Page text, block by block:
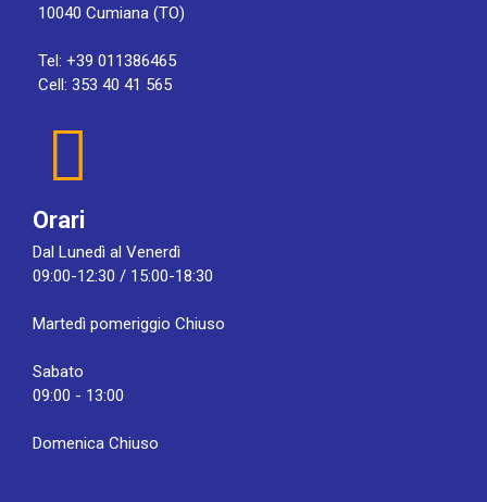
10040 Cumiana (TO)
Tel: +39 011386465
Cell: 353 40 41 565
Orari
Dal Lunedì al Venerdì
09:00-12:30 / 15:00-18:30
Martedì pomeriggio Chiuso
Sabato
09:00 - 13:00
Domenica Chiuso